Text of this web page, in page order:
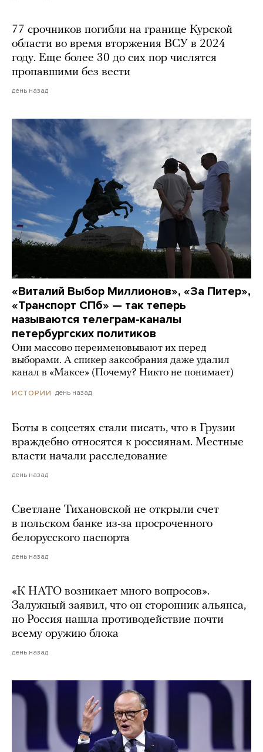
77 срочников погибли на границе Курской
области во время вторжения ВСУ в 2024
году. Еще более 30 до сих пор числятся
пропавшими без вести
день назад
«Виталий Выбор Миллионов», «За Питер»,
«Транспорт СПб» — так теперь
называются телеграм-каналы
петербургских политиков
Они массово переименовывают их перед
выборами. А спикер заксобрания даже удалил
канал в «Максе» (Почему? Никто не понимает)
ИСТОРИИ день назад
Боты в соцсетях стали писать, что в Грузии
враждебно относятся к россиянам. Местные
власти начали расследование
день назад
Светлане Тихановской не открыли счет
в польском банке из-за просроченного
белорусского паспорта
день назад
«К НАТО возникает много вопросов».
Залужный заявил, что он сторонник альянса,
но Россия нашла противодействие почти
всему оружию блока
день назад